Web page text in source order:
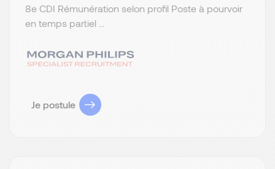
8e CDI Rémunération selon profil Poste à pourvoir
en temps partiel ...
Je postule